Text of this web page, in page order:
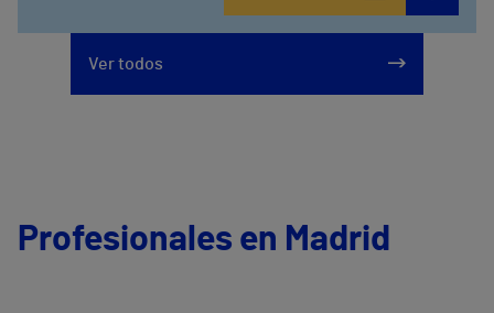
Ver todos
Profesionales en Madrid